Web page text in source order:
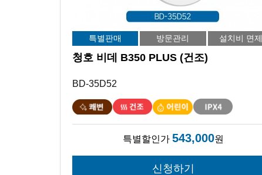
특별판매 방문관리 설치비 면제
청호 비데 B350 PLUS (건조)
BD-35D52
특별할인가 543,000원